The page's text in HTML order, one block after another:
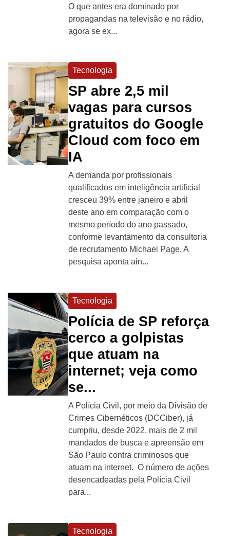
O que antes era dominado por
propagandas na televisão e no rádio,
agora se ex...
Tecnologia
SP abre 2,5 mil
vagas para cursos
gratuitos do Google
Cloud com foco em
IA
A demanda por profissionais
qualificados em inteligência artificial
cresceu 39% entre janeiro e abril
deste ano em comparação com o
mesmo período do ano passado,
conforme levantamento da consultoria
de recrutamento Michael Page. A
pesquisa aponta ain...
Tecnologia
Polícia de SP reforça
cerco a golpistas
que atuam na
internet; veja como
se...
A Polícia Civil, por meio da Divisão de
Crimes Cibernéticos (DCCiber), já
cumpriu, desde 2022, mais de 2 mil
mandados de busca e apreensão em
São Paulo contra criminosos que
atuam na internet. O número de ações
desencadeadas pela Polícia Civil
para...
Tecnologia